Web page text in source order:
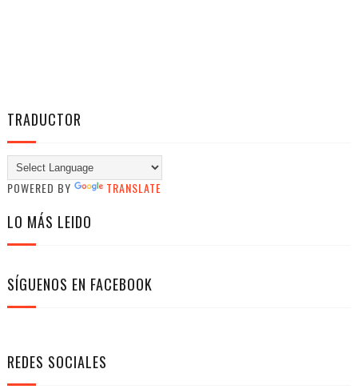
TRADUCTOR
POWERED BY TRANSLATE
LO MÁS LEIDO
SÍGUENOS EN FACEBOOK
REDES SOCIALES